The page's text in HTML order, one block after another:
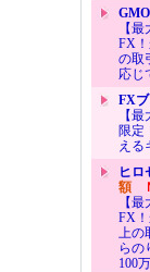
【
FX
の取
応じ
FX
【
限定
える
ヒロ
額Ｎ
【
FX
上の
らの
100